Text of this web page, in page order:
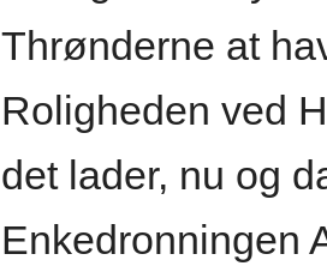
Thrønderne at
Roligheden ved
det lader, nu og
Enkedronningen